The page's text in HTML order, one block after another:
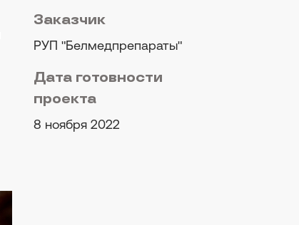
Заказчик
РУП "Белмедпрепараты"
Дата готовности
проекта
8 ноября 2022